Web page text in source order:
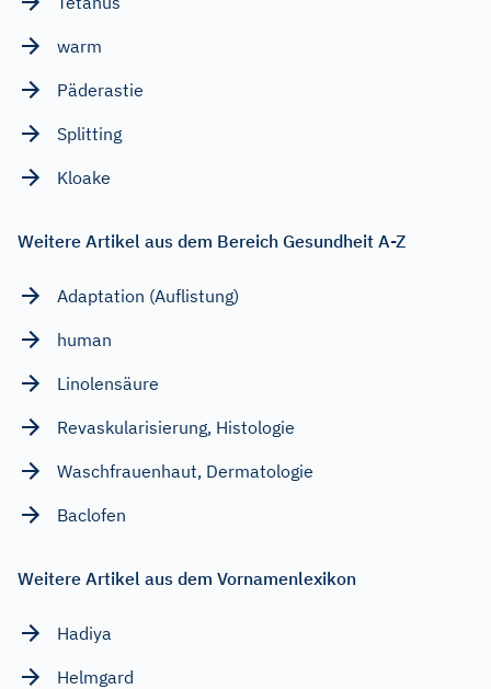
warm
Päderastie
Splitting
Kloake
Weitere Artikel aus dem Bereich Gesundheit A-Z
Adaptation (Auflistung)
human
Linolensäure
Revaskularisierung, Histologie
Waschfrauenhaut, Dermatologie
Baclofen
Weitere Artikel aus dem Vornamenlexikon
Hadiya
Helmgard